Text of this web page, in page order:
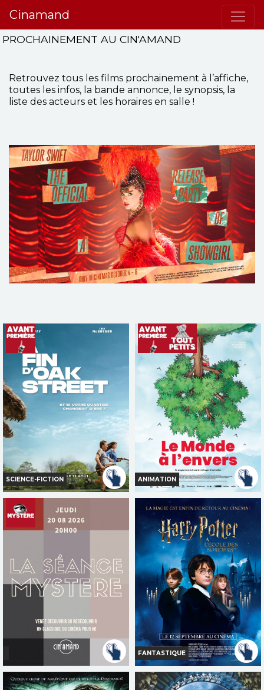
Cinamand
PROCHAINEMENT AU CIN'AMAND
Retrouvez tous les films prochainement à l’affiche,
toutes les infos, la bande annonce, le synopsis, la
liste des acteurs et les horaires en salle !
SCIENCE-FICTION
Horaires et Infos
Réservation
AVERT. TOUT PUBLIC
ANIMATION
LE MONDE À L'ENVERS
Horaires et Infos
Bande-annonce
Réservation
TOUT PUBLIC
LA SÉANCE MYSTÈRE
FANTASTIQUE
HARRY POTTER À L'ÉCOLE
DES SORCIERS